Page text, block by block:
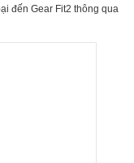
đến Gear Fit2 thông qua